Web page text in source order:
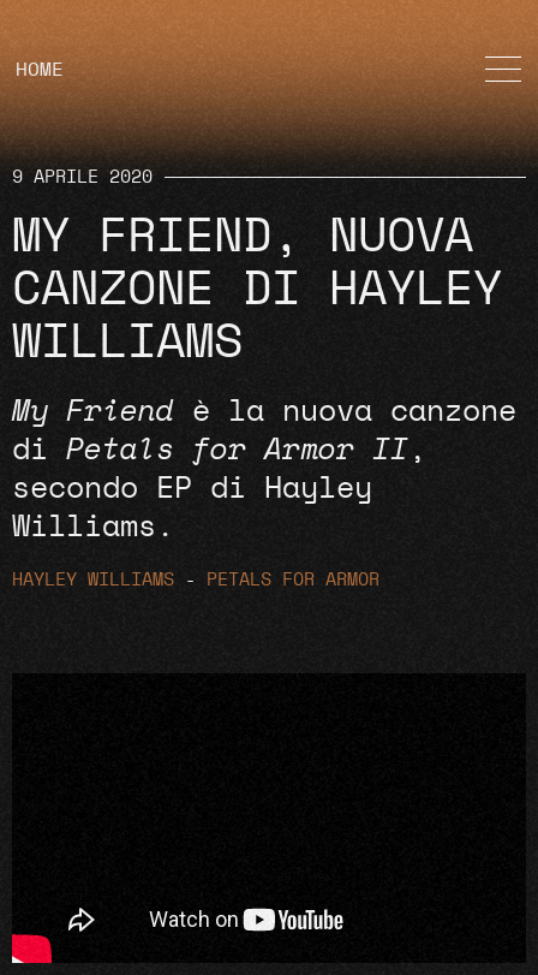
HOME
9 APRILE 2020
MY FRIEND, NUOVA
CANZONE DI HAYLEY
WILLIAMS
My Friend è la nuova canzone
di Petals for Armor II ,
secondo EP di Hayley
Williams.
HAYLEY WILLIAMS - PETALS FOR ARMOR